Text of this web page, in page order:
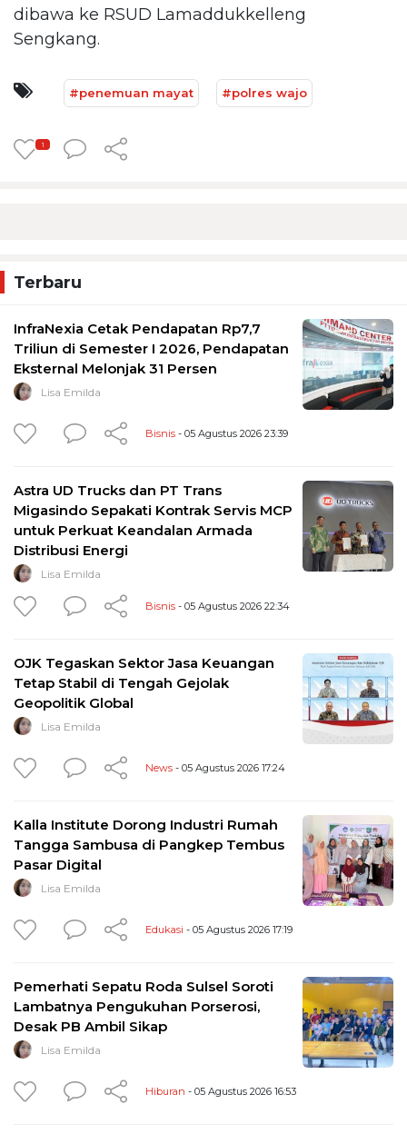
dibawa ke RSUD Lamaddukkelleng
Sengkang.
#penemuan mayat #polres wajo
1
Terbaru
InfraNexia Cetak Pendapatan Rp7,7
Triliun di Semester I 2026, Pendapatan
Eksternal Melonjak 31 Persen
Lisa Emilda
Bisnis - 05 Agustus 2026 23:39
Astra UD Trucks dan PT Trans
Migasindo Sepakati Kontrak Servis MCP
untuk Perkuat Keandalan Armada
Distribusi Energi
Lisa Emilda
Bisnis - 05 Agustus 2026 22:34
OJK Tegaskan Sektor Jasa Keuangan
Tetap Stabil di Tengah Gejolak
Geopolitik Global
Lisa Emilda
News - 05 Agustus 2026 17:24
Kalla Institute Dorong Industri Rumah
Tangga Sambusa di Pangkep Tembus
Pasar Digital
Lisa Emilda
Edukasi - 05 Agustus 2026 17:19
Pemerhati Sepatu Roda Sulsel Soroti
Lambatnya Pengukuhan Porserosi,
Desak PB Ambil Sikap
Lisa Emilda
Hiburan - 05 Agustus 2026 16:53